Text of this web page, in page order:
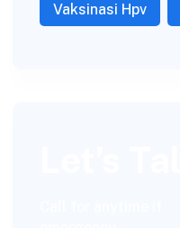
Vaksinasi Hpv